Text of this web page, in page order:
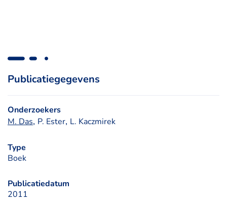
Publicatiegegevens
Onderzoekers
M. Das, P. Ester, L. Kaczmirek
Type
Boek
Publicatiedatum
2011